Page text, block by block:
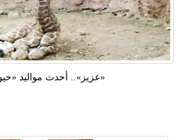
«عزيز».. أحدث مواليد